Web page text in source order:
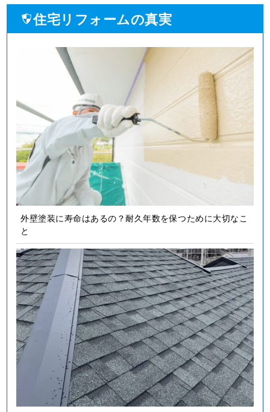
住宅リフォームの真実
外壁塗装に寿命はあるの？耐久年数を保つために大切なこ
と